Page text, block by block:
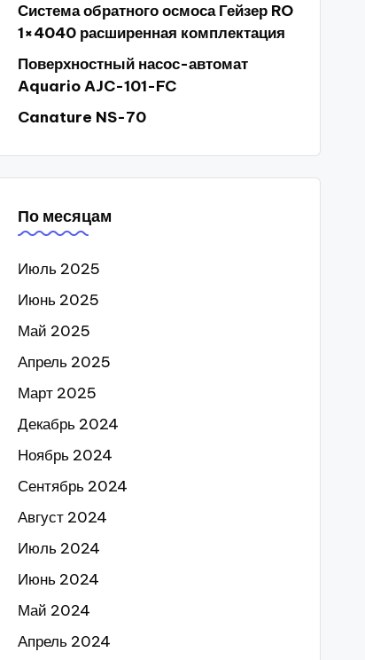
Система обратного осмоса Гейзер RO
1×4040 расширенная комплектация
Поверхностный насос-автомат
Aquario AJC-101-FC
Canature NS-70
По месяцам
Июль 2025
Июнь 2025
Май 2025
Апрель 2025
Март 2025
Декабрь 2024
Ноябрь 2024
Сентябрь 2024
Август 2024
Июль 2024
Июнь 2024
Май 2024
Апрель 2024